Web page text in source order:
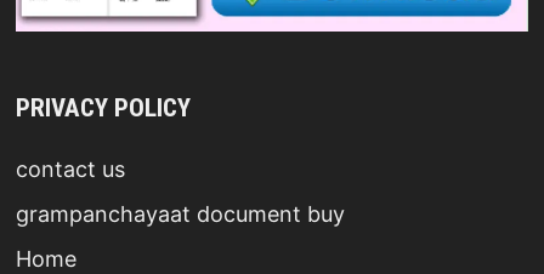
PRIVACY POLICY
contact us
grampanchayaat document buy
Home